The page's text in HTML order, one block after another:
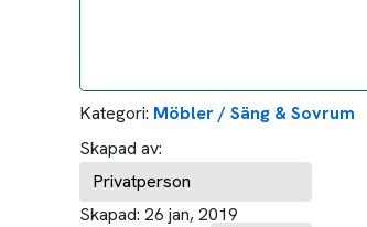
Kategori: Möbler / Säng & Sovrum
Skapad av:
Privatperson
Skapad: 26 jan, 2019